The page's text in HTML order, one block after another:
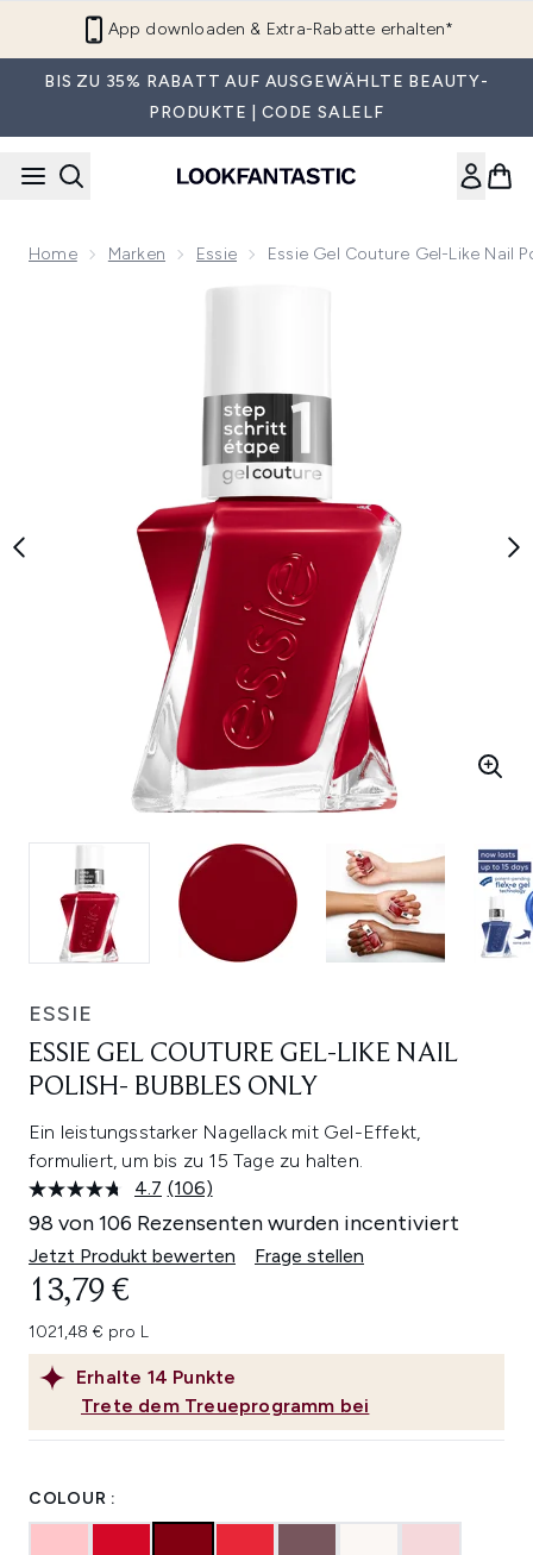
App downloaden & Extra-Rabatte erhalten*
BIS ZU 35% RABATT AUF AUSGEWÄHLTE BEAUTY-
PRODUKTE | CODE SALELF
Home Marken Essie Essie Gel Couture Gel-Like Nail
Now showing image 1 essie Gel Couture Gel-Like Nail
ESSIE
ESSIE GEL COUTURE GEL-LIKE NAIL
POLISH- BUBBLES ONLY
Ein leistungsstarker Nagellack mit Gel-Effekt,
formuliert, um bis zu 15 Tage zu halten.
4.7 106
Bewertungen
lesen.
Link
(106)
98 von 106 Rezensenten wurden incentiviert
Jetzt Produkt bewerten Frage stellen
Erhalte 14 Punkte
Trete dem Treueprogramm bei
13,79 €
1021,48 € pro L
COLOUR :